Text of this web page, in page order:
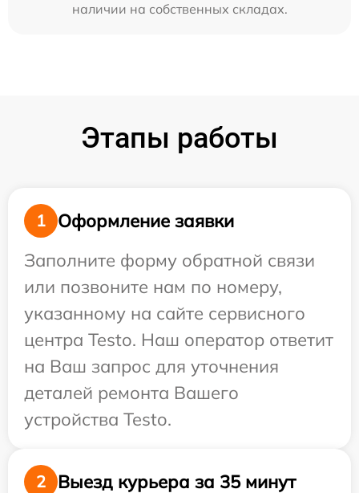
наличии на собственных складах.
Этапы работы
1
Оформление заявки
Заполните форму обратной связи
или позвоните нам по номеру,
указанному на сайте сервисного
центра Testo. Наш оператор ответит
на Ваш запрос для уточнения
деталей ремонта Вашего
устройства Testo.
2 Выезд курьера за 35 минут